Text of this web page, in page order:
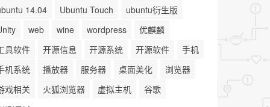
14.04
Ubuntu Touch
ubuntu衍生版
web wine wordpress
优麒麟
具软件
开源信息 开源系统 开源软件
手机
机系统
播放器 服务器 桌面美化
浏览器
戏相关
火狐浏览器 虚拟主机 谷歌